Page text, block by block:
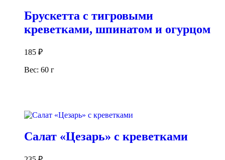
Брускетта с тигровыми
креветками, шпинатом и огурцом
185 ₽
Вес: 60 г
Салат «Цезарь» с креветками